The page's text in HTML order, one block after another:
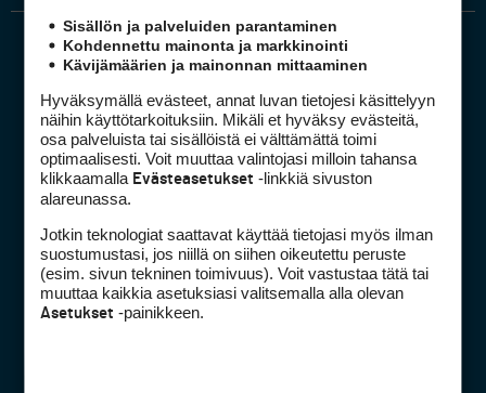
Golfpiste mediakortti
Golfpisteen yhteystiedot
DSA avoimuusraportti
Asiakaspalvelu
Sisällön ja palveluiden parantaminen
Kohdennettu mainonta ja markkinointi
Kävijämäärien ja mainonnan mittaaminen
Hyväksymällä evästeet, annat luvan tietojesi käsittelyyn
näihin käyttötarkoituksiin. Mikäli et hyväksy evästeitä,
osa palveluista tai sisällöistä ei välttämättä toimi
optimaalisesti. Voit muuttaa valintojasi milloin tahansa
klikkaamalla Evästeasetukset -linkkiä sivuston
alareunassa.
Jotkin teknologiat saattavat käyttää tietojasi myös ilman
suostumustasi, jos niillä on siihen oikeutettu peruste
(esim. sivun tekninen toimivuus). Voit vastustaa tätä tai
muuttaa kaikkia asetuksiasi valitsemalla alla olevan
Asetukset -painikkeen.